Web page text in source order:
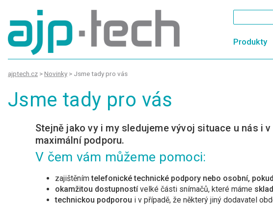
Produkty
ajptech.cz >Novinky > Jsme tady pro vás
Jsme tady pro vás
Stejně jako vy i my sledujeme vývoj situace u nás i
maximální podporu.
V čem vám můžeme pomoci:
zajištěnímtelefonické technické podpory nebo osobní,
okamžitou dostupnostívelké části snímačů, které máme
technickou podporou i v případě, že některý jiný dodavatel